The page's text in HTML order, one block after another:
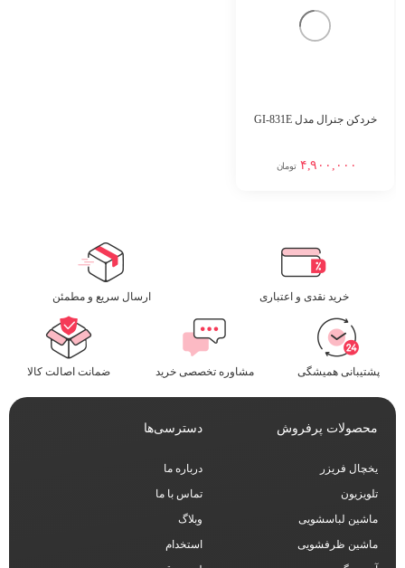
خردکن جنرال مدل GI-831E
۴,۹۰۰,۰۰۰ تومان
خرید نقدی و اعتباری ارسال سریع و مطمئن​
پشتیبانی همیشگی مشاوره تخصصی خرید ضمانت اصالت کالا
محصولات پرفروش
یخچال فریزر
تلویزیون
ماشین لباسشویی
ماشین ظرفشویی
دسترسی‌ها
درباره ما
تماس با ما
وبلاگ
استخدام